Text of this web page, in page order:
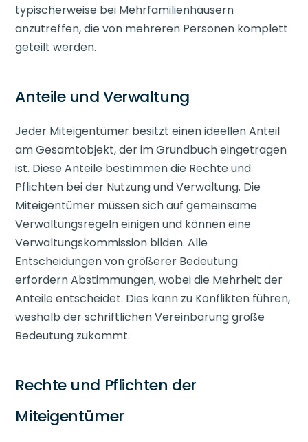
typischerweise bei Mehrfamilienhäusern
anzutreffen, die von mehreren Personen komplett
geteilt werden.
Anteile und Verwaltung
Jeder Miteigentümer besitzt einen ideellen Anteil
am Gesamtobjekt, der im Grundbuch eingetragen
ist. Diese Anteile bestimmen die Rechte und
Pflichten bei der Nutzung und Verwaltung. Die
Miteigentümer müssen sich auf gemeinsame
Verwaltungsregeln einigen und können eine
Verwaltungskommission bilden. Alle
Entscheidungen von größerer Bedeutung
erfordern Abstimmungen, wobei die Mehrheit der
Anteile entscheidet. Dies kann zu Konflikten führen,
weshalb der schriftlichen Vereinbarung große
Bedeutung zukommt.
Rechte und Pflichten der
Miteigentümer